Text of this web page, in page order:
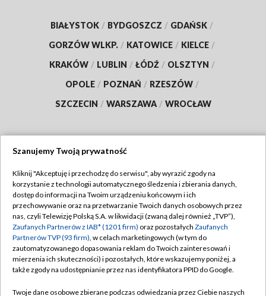
BIAŁYSTOK / BYDGOSZCZ / GDAŃSK /
GORZÓW WLKP. / KATOWICE / KIELCE /
KRAKÓW / LUBLIN / ŁÓDŹ / OLSZTYN /
OPOLE / POZNAŃ / RZESZÓW /
SZCZECIN / WARSZAWA / WROCŁAW
TVP
Abonament TVP
Emisja w TVP
Centrum informacji TVP
Naziemna Telewizja Cyfrowa
Regulamin TVP
Polityka prywatności
Moje zgody
Pomoc
Szanujemy Twoją prywatność
Kliknij "Akceptuję i przechodzę do serwisu", aby wyrazić zgody na
korzystanie z technologii automatycznego śledzenia i zbierania danych,
dostęp do informacji na Twoim urządzeniu końcowym i ich
przechowywanie oraz na przetwarzanie Twoich danych osobowych przez
nas, czyli Telewizję Polską S.A. w likwidacji (zwaną dalej również „TVP”),
Zaufanych Partnerów z IAB* (1201 firm) oraz pozostałych Zaufanych
Partnerów TVP (93 firm), w celach marketingowych (w tym do
zautomatyzowanego dopasowania reklam do Twoich zainteresowań i
mierzenia ich skuteczności) i pozostałych, które wskazujemy poniżej, a
także zgody na udostępnianie przez nas identyfikatora PPID do Google.
Twoje dane osobowe zbierane podczas odwiedzania przez Ciebie naszych